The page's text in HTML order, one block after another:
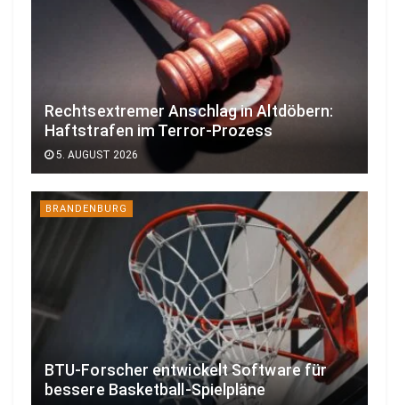
Rechtsextremer Anschlag in Altdöbern:
Haftstrafen im Terror-Prozess
5. AUGUST 2026
BRANDENBURG
BTU-Forscher entwickelt Software für
bessere Basketball-Spielpläne